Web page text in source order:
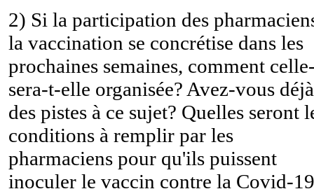
2) Si la participation des
la vaccination se concrétise dans les
prochaines semaines, comment
sera-t-elle organisée? Avez-vous déjà
des pistes à ce sujet? Quelles seront
conditions à remplir par les
pharmaciens pour qu'ils puissent
inoculer le vaccin contre la Covid-